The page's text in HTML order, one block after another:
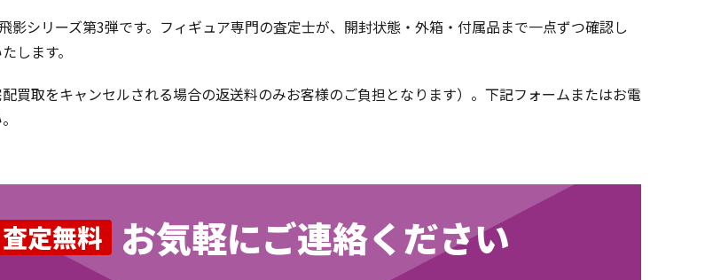
影シリーズ第3弾です。フィギュア専門の査定士が、開封状態・外箱・付属品まで一点ずつ確認し
します。
買取をキャンセルされる場合の返送料のみお客様のご負担となります）。下記フォームまたはお電
査定無料 お気軽にご連絡ください